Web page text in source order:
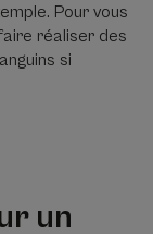
Pour vous
réaliser des
si
un